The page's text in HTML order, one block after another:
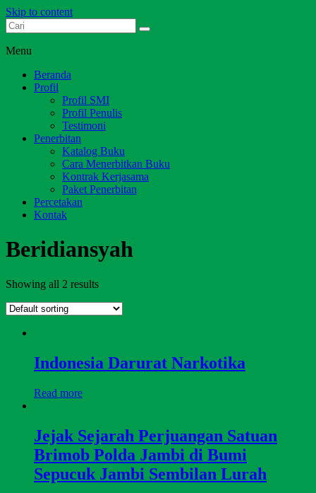
Skip to content
Dari Jambi untuk Indonesia
Menu
Beranda
Profil
Profil SMI
Profil Penulis
Testimoni
Penerbitan
Katalog Buku
Cara Menerbitkan Buku
Kontrak Kerjasama
Paket Penerbitan
Percetakan
Kontak
Beridiansyah
Showing all 2 results
Indonesia Darurat Narkotika
Read more
Jejak Sejarah Perjuangan Satuan
Brimob Polda Jambi di Bumi
Sepucuk Jambi Sembilan Lurah